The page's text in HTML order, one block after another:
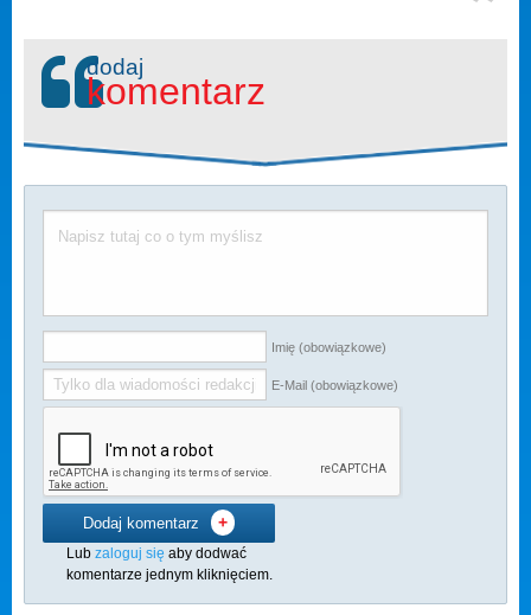
dodaj
komentarz
Imię (obowiązkowe)
E-Mail (obowiązkowe)
Dodaj komentarz +
Lub zaloguj się aby dodwać
komentarze jednym kliknięciem.